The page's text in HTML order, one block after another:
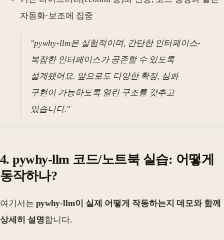
자동화·보조에 집중
"pywhy-llm은 실험적이며, 간단한 인터페이스-
복잡한 인터페이스가 공존할 수 있도록
설계됐어요. 앞으로도 다양한 확장, 심화
구현이 가능하도록 열린 구조를 갖추고
있습니다."
4. pywhy-llm 코드/노트북 실습: 어떻게
동작하나?
여기서는 pywhy-llm이 실제 어떻게 작동하는지 데모와 함께
상세히 설명합니다.